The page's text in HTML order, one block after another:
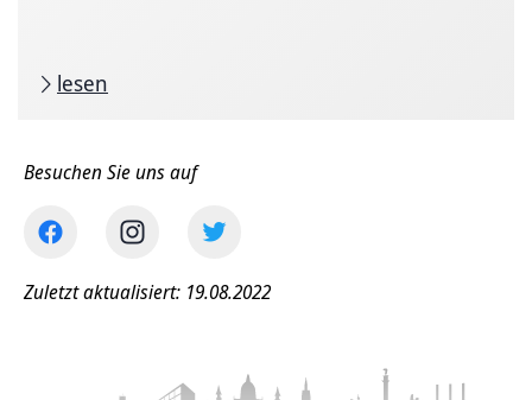
lesen
Besuchen Sie uns auf
Zuletzt aktualisiert: 19.08.2022